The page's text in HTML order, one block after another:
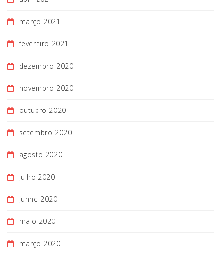
março 2021
fevereiro 2021
dezembro 2020
novembro 2020
outubro 2020
setembro 2020
agosto 2020
julho 2020
junho 2020
maio 2020
março 2020